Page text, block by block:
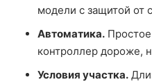
модели с защитой от
Автоматика.
контроллер дороже,
Условия участка.